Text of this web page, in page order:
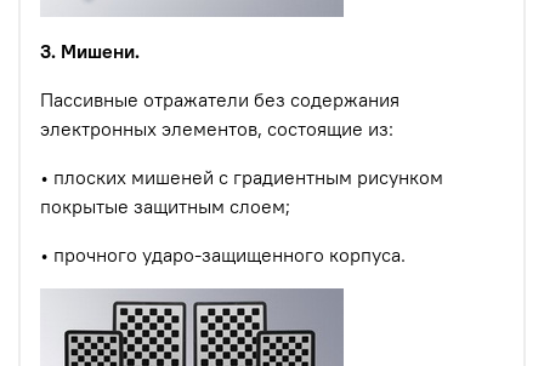
3. Мишени.
Пассивные отражатели без содержания
электронных элементов, состоящие из:
• плоских мишеней с градиентным рисунком
покрытые защитным слоем;
• прочного ударо-защищенного корпуса.